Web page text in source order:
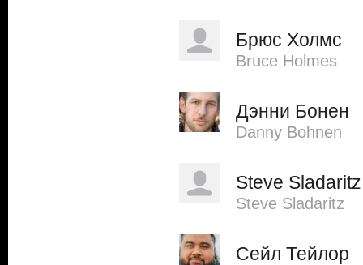
Брюс Холмс
Bruce Holmes
Дэнни Бонен
Danny Bohnen
Steve Sladaritz
Steve Sladaritz
Сейл Тейлор